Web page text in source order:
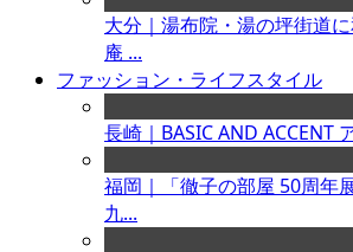
大分｜湯布院・湯の坪街道
庵 ...
ファッション・ライフスタイル
長崎｜BASIC AND ACCENT
福岡｜「徹子の部屋 50周年
九...